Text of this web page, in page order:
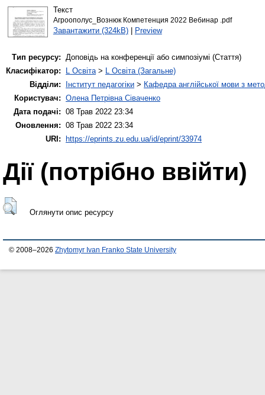
Текст
Агроополус_Вознюк Компетенция 2022 Вебинар .pdf
Завантажити (324kB)| Preview
Тип ресурсу: Доповідь на конференції або симпозіумі (Стаття)
Класифікатор:
L Освіта> L Освіта (Загальне)
Відділи:
Інститут педагогіки > Кафедра англійської мови з
Користувач: Олена Петрівна Сіваченко
Дата подачі: 08 Трав 2022 23:34
Оновлення: 08 Трав 2022 23:34
URI:
https://eprints.zu.edu.ua/id/eprint/33974
Дії ​​(потрібно ввійти)
Оглянути опис ресурсу
© 2008–2026 Zhytomyr Ivan Franko State University